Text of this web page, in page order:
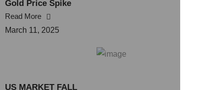
Gold Price Spike
Read More
March 11, 2025
US MARKET FALL